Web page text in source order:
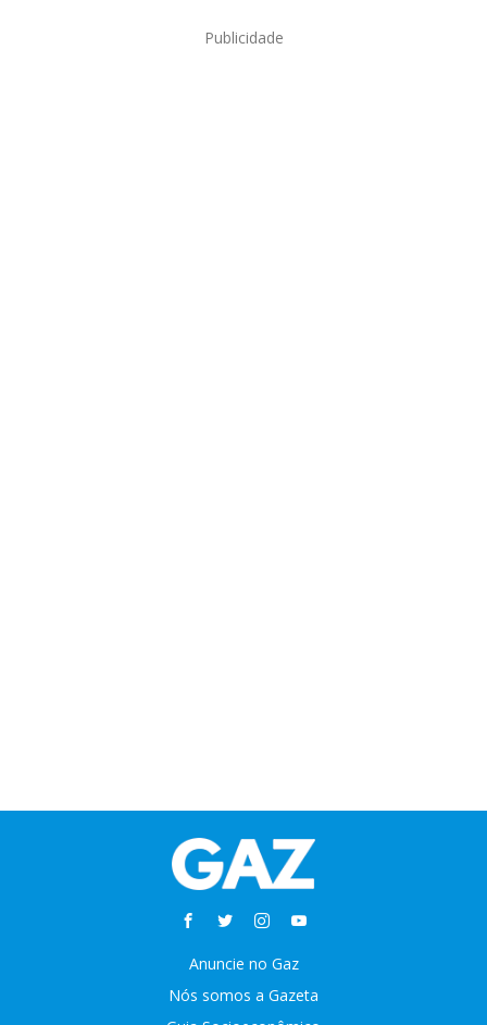
Publicidade
Anuncie no Gaz
Nós somos a Gazeta